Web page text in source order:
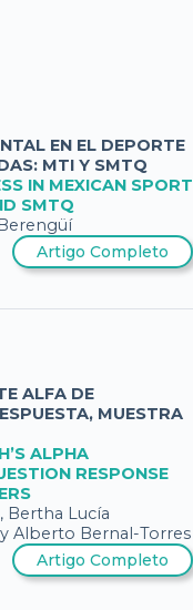
EN EL DEPORTE
MTI Y SMTQ
IN MEXICAN SPORT
SMTQ
Artigo Completo
ALFA DE
MUESTRA
ALPHA
RESPONSE
Bertha Lucía
Alberto Bernal-Torres
Artigo Completo